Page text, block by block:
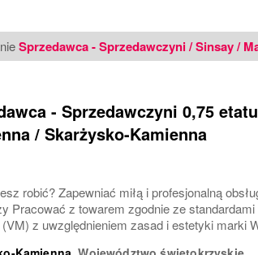
Sprzedawca - Sprzedawczyni / Sinsay /
- Sprzedawczyni 0,75
/ Skarżysko-Kamienna
robić? Zapewniać miłą i profesjonalną
Pracować z towarem zgodnie ze
z uwzględnieniem zasad i estetyki marki